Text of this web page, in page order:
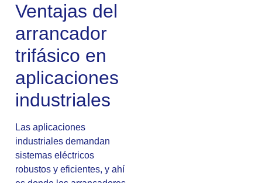
Ventajas del
arrancador
trifásico en
aplicaciones
industriales
Las aplicaciones
industriales demandan
sistemas eléctricos
robustos y eficientes, y ahí